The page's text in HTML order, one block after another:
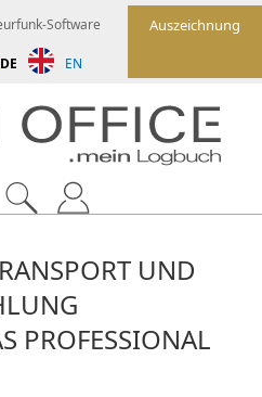
Auszeichnung
Software
DE EN
UND
PROFESSIONAL